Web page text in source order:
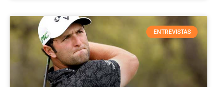
ENTREVISTAS